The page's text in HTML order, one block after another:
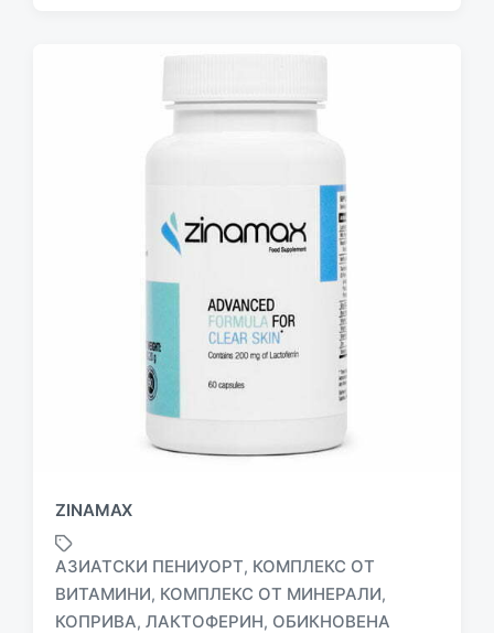
ZINAMAX
T
АЗИАТСКИ ПЕНИУОРТ, КОМПЛЕКС ОТ
ВИТАМИНИ, КОМПЛЕКС ОТ МИНЕРАЛИ,
КОПРИВА, ЛАКТОФЕРИН, ОБИКНОВЕНА